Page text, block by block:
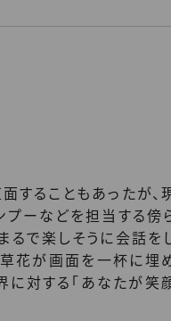
することもあったが、
プーなどを担当する傍
るで楽しそうに会話を
花が画面を一杯に埋
に対する「あなたが笑